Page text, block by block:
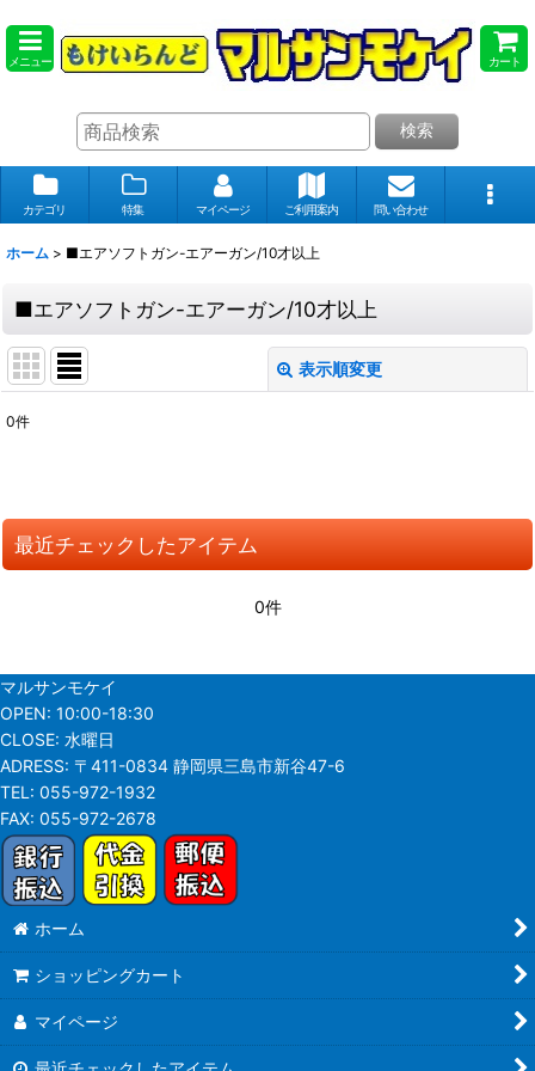
メニュー カート
検索
カテゴリ 特集 マイページ ご利用案内 問い合わせ
ホーム > ■エアソフトガン-エアーガン/10才以上
■エアソフトガン-エアーガン/10才以上
表示順変更
並び順:
絞り込む
0件
最近チェックしたアイテム
0件
マルサンモケイ
OPEN: 10:00-18:30
CLOSE: 水曜日
ADRESS: 〒411-0834 静岡県三島市新谷47-6
TEL: 055-972-1932
FAX: 055-972-2678
ホーム
ショッピングカート
マイページ